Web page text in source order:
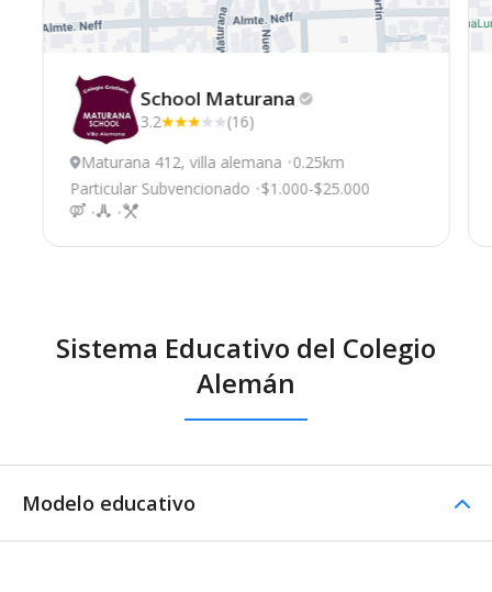
School Maturana
3.2
(16)
Maturana 412, villa alemana 0.25km
Particular Subvencionado $1.000-$25.000
Sistema Educativo del Colegio
Alemán
Modelo educativo